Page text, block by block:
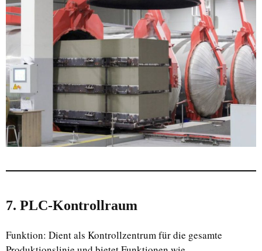
7. PLC-Kontrollraum
Funktion: Dient als Kontrollzentrum für die gesamte